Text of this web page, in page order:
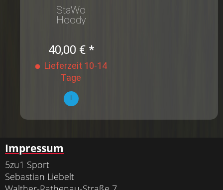
StaWo
Hoody
40,00 € *
Lieferzeit 10-14
Tage
i
Impressum
5zu1 Sport
Sebastian Liebelt